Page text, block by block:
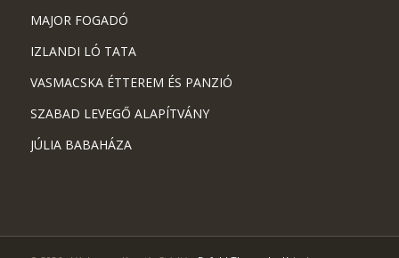
MAJOR FOGADÓ
IZLANDI LÓ TATA
VASMACSKA ÉTTEREM ÉS PANZIÓ
SZABAD LEVEGŐ ALAPÍTVÁNY
JÚLIA BABAHÁZA